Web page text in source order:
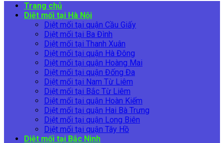
Trang chủ
Diệt mối tại Hà Nội
Diệt mối tại quận Cầu Giấy
Diệt mối tại Ba Đình
Diệt mối tại Thanh Xuân
Diệt mối tại quận Hà Đông
Diệt mối tại quận Hoàng Mai
Diệt mối tại quận Đống Đa
Diệt mối tại Nam Từ Liêm
Diệt mối tại Bắc Từ Liêm
Diệt mối tại quận Hoàn Kiếm
Diệt mối tại quận Hai Bà Trưng
Diệt mối tại quận Long Biên
Diệt mối tại quận Tây Hồ
Diệt mối tại Bắc Ninh